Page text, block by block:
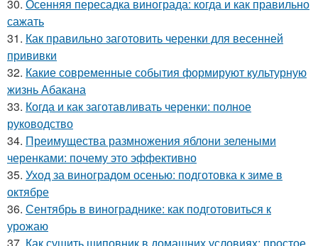
30. Осенняя пересадка винограда: когда и как правильно
сажать
31. Как правильно заготовить черенки для весенней
прививки
32. Какие современные события формируют культурную
жизнь Абакана
33. Когда и как заготавливать черенки: полное
руководство
34. Преимущества размножения яблони зелеными
черенками: почему это эффективно
35. Уход за виноградом осенью: подготовка к зиме в
октябре
36. Сентябрь в винограднике: как подготовиться к
урожаю
37. Как сушить шиповник в домашних условиях: простое